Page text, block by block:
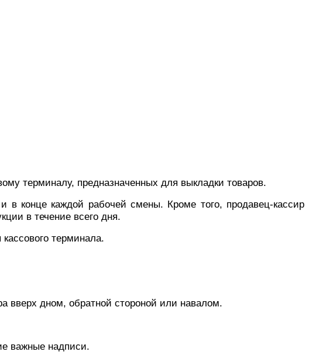
терминалу, предназначенных для выкладки товаров.
в конце каждой рабочей смены. Кроме того, продавец-кассир
в течение всего дня.
терминала.
вверх дном, обратной стороной или навалом.
важные надписи.